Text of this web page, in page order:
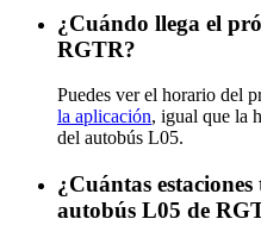
¿Cuándo llega el
RGTR?
Puedes ver el horario del
la aplicación, igual que la
del autobús L05.
¿Cuántas
autobús L05 de